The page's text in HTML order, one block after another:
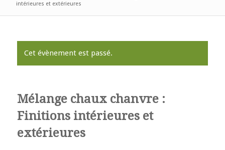
intérieures et extérieures
Cet évènement est passé.
Mélange chaux chanvre :
Finitions intérieures et
extérieures